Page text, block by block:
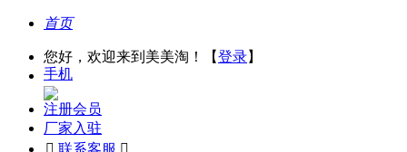
首页
您好，欢迎来到美美淘！【登录】
手机
注册会员
厂家入驻
 联系客服 